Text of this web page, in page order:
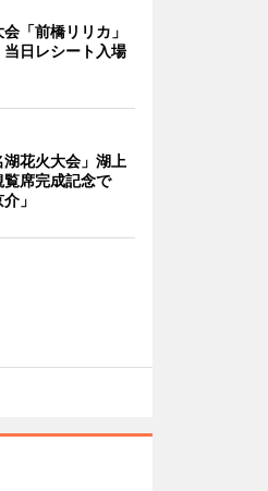
「前橋リリカ」
日レシート入場
花火大会」湖上
覧席完成記念で
」